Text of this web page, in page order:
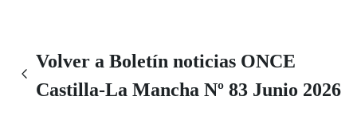
Volver a Boletín noticias ONCE
Castilla-La Mancha Nº 83 Junio 2026